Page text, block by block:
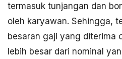
termasuk tunjangan dan
oleh karyawan. Sehingga,
besaran gaji yang diterima
lebih besar dari nominal